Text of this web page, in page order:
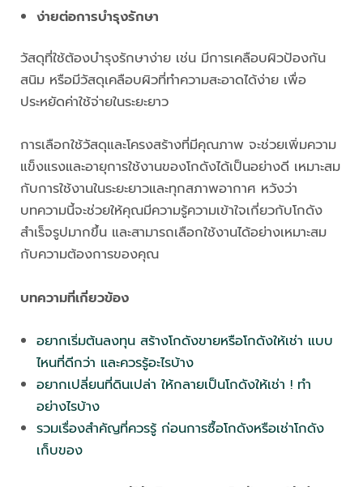
ง่ายต่อการบำรุงรักษา
วัสดุที่ใช้ต้องบำรุงรักษาง่าย เช่น มีการเคลือบผิวป้องกัน
สนิม หรือมีวัสดุเคลือบผิวที่ทำความสะอาดได้ง่าย เพื่อ
ประหยัดค่าใช้จ่ายในระยะยาว
การเลือกใช้วัสดุและโครงสร้างที่มีคุณภาพ จะช่วยเพิ่มความ
แข็งแรงและอายุการใช้งานของโกดังได้เป็นอย่างดี เหมาะสม
กับการใช้งานในระยะยาวและทุกสภาพอากาศ หวังว่า
บทความนี้จะช่วยให้คุณมีความรู้ความเข้าใจเกี่ยวกับโกดัง
สำเร็จรูปมากขึ้น และสามารถเลือกใช้งานได้อย่างเหมาะสม
กับความต้องการของคุณ
บทความที่เกี่ยวข้อง
อยากเริ่มต้นลงทุน สร้างโกดังขายหรือโกดังให้เช่า แบบ
ไหนที่ดีกว่า และควรรู้อะไรบ้าง
อยากเปลี่ยนที่ดินเปล่า ให้กลายเป็นโกดังให้เช่า ! ทำ
อย่างไรบ้าง
รวมเรื่องสำคัญที่ควรรู้ ก่อนการซื้อโกดังหรือเช่าโกดัง
เก็บของ